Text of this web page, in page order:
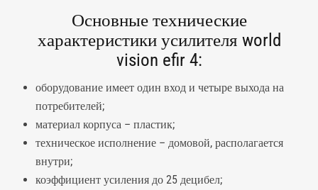
Основные технические
характеристики усилителя world
vision efir 4:
оборудование имеет один вход и четыре выхода на
потребителей;
материал корпуса – пластик;
техническое исполнение – домовой, располагается
внутри;
коэффициент усиления до 25 децибел;